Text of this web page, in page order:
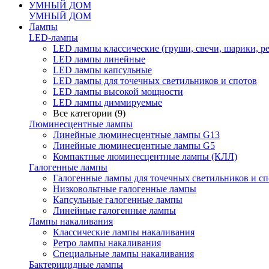
УМНЫЙ ДОМ
УМНЫЙ ДОМ
Лампы
LED-лампы
LED лампы классические (груши, свечи, шарики,
LED лампы линейные
LED лампы капсульные
LED лампы для точечных светильников и спотов
LED лампы высокой мощности
LED лампы диммируемые
Все категории (9)
Люминесцентные лампы
Линейные люминесцентные лампы G13
Линейные люминесцентные лампы G5
Компактные люминесцентные лампы (КЛЛ)
Галогенные лампы
Галогенные лампы для точечных светильников и
Низковольтные галогенные лампы
Капсульные галогенные лампы
Линейные галогенные лампы
Лампы накаливания
Классические лампы накаливания
Ретро лампы накаливания
Специальные лампы накаливания
Бактерицидные лампы